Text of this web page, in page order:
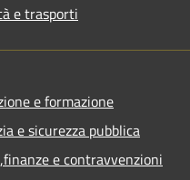
e trasporti
e formazione
e sicurezza pubblica
e contravvenzioni